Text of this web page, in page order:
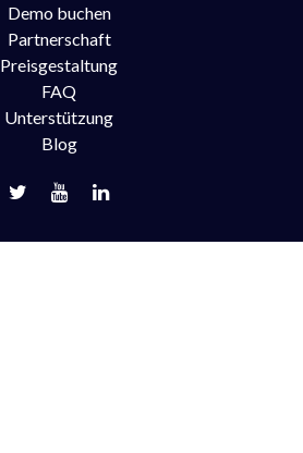
Demo buchen
Partnerschaft
Preisgestaltung
FAQ
Unterstützung
Blog